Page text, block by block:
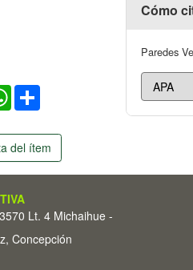
WhatsApp
del ítem
Cómo
Paredes
Lt. 4 Michaihue -
Concepción